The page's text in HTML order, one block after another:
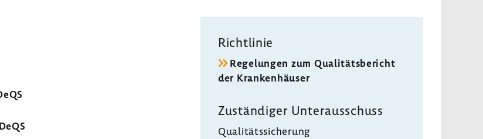
Richtlinie
Regelungen zum Qualitätsbericht
der Krankenhäuser
Zuständiger Unterausschuss
Qualitätssicherung